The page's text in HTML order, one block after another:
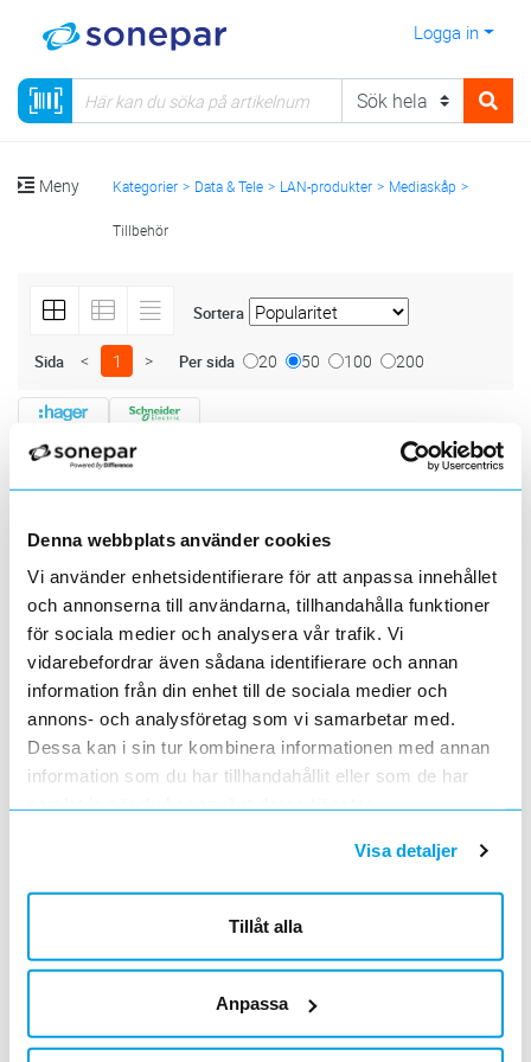
Denna webbplats använder cookies
Vi använder enhetsidentifierare för att anpassa innehållet
och annonserna till användarna, tillhandahålla funktioner
för sociala medier och analysera vår trafik. Vi
vidarebefordrar även sådana identifierare och annan
information från din enhet till de sociala medier och
annons- och analysföretag som vi samarbetar med.
Dessa kan i sin tur kombinera informationen med annan
information som du har tillhandahållit eller som de har
samlat in när du har använt deras tjänster.
Visa detaljer
Tillåt alla
Anpassa
Logga in
Meny Kategorier Data & Tele LAN-produkter Mediaskåp
Tillbehör
Sortera
Sida < 1 > Per sida 20 50 100 200
Produktlinjer
Lagerförda Alla
ST Lägg i kundvagn
HÅLLARE FÖR LEXCOM FÖR VOLTA
ArtNr
5117284
Varumärke HAGER
Hållare för Volta Mediabox och Lexcom
korskopplingsskåp
ST Lägg i kundvagn
HÅLLARE FÖR LEXCOM FÖR GAMMA
ArtNr 5117297
Varumärke HAGER
Hållare för Gamma Mediabox och Lexcom
DIN-skenan monteras på gridplåt i
mediacentral. Mått: 237 mm + jordterminal
Lägg i kundvagn
HÅLLARE FÖR AKTIV UTRUSTNING
5170401
Varumärke SCHNEIDER ELECTRIC